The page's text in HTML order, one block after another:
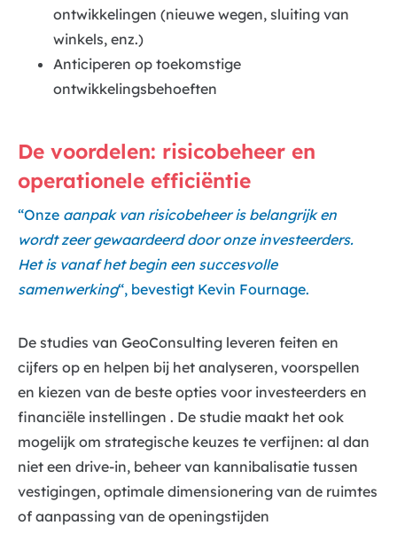
ontwikkelingen (nieuwe wegen, sluiting van
winkels, enz.)
Anticiperen op toekomstige
ontwikkelingsbehoeften
De voordelen: risicobeheer en
operationele efficiëntie
“Onze aanpak van risicobeheer is belangrijk en
wordt zeer gewaardeerd door onze investeerders.
Het is vanaf het begin een succesvolle
samenwerking“, bevestigt Kevin Fournage.
De studies van GeoConsulting leveren feiten en
cijfers op en helpen bij het analyseren, voorspellen
en kiezen van de beste opties voor investeerders en
financiële instellingen . De studie maakt het ook
mogelijk om strategische keuzes te verfijnen: al dan
niet een drive-in, beheer van kannibalisatie tussen
vestigingen, optimale dimensionering van de ruimtes
of aanpassing van de openingstijden